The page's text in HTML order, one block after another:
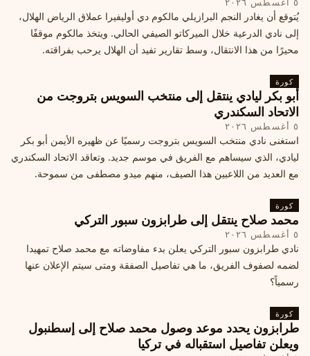
يُتوقع أن يغادر النجم البرازيلي مالكوم دي أوليفيرا عملاق الرياض الهلال،
إلى نادي الدرعية خلال الميركاتو الصيفي الحالي. ويتخذ مالكوم موقفًا
محيرًا من هذا الانتقال، وسط تقارير تفيد أن الهلال يرحب بفراقته.
كورة
أبو بكر ليادي ينتقل إلى منتخب السويس بتروجت من
الاتحاد السكندري
٥ أغسطس ٢٠٢٦
استغنى نادي منتخب السويس بتروجت رسميًا عن ظهيره الأيمن أبو بكر
ليادي، الذي سيساهم مع الفريق في موسم جديد. وتعاقد الاتحاد السكندري
مع العديد من اللاعبين هذا الصيف، منهم ميدو مصطفى من سموحة.
كورة
محمد صلاح ينتقل إلى طرابزون سبور التركي
٥ أغسطس ٢٠٢٦
نادي طرابزون سبور التركي يعلن بدء مفاوضاته مع محمد صلاح تمهيدا
لضمه لصفوف الفريق، ما هي تفاصيل الصفقة ومتى سيتم الإعلان عنها
رسمياً؟
كورة
طرابزون يحدد موعد وصول محمد صلاح إلى إسطنبول
ويعلن تفاصيل استقباله في تركيا